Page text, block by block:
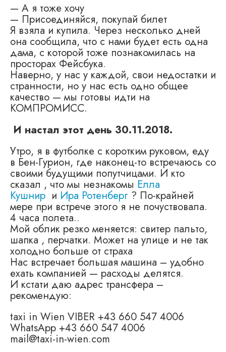
— А я тоже хочу
— Присоединяйся, покупай билет
Я взяла и купила. Через несколько дней
она сообщила, что с нами будет есть одна
дама, с которой тоже познакомилась на
просторах Фейсбука.
Наверно, у нас у каждой, свои недостатки и
странности, но у нас есть одно общее
качество — мы готовы идти на
КОМПРОМИСС.
И настал этот день 30.11.2018.
Утро, я в футболке с коротким руковом, еду
в Бен-Гурион, где наконец-то встречаюсь со
своими будущими попутчицами. И кто
сказал , что мы незнакомы Елла
Кушнир и Ира Ротенберг ? По-крайней
мере при встрече этого я не почуствовала.
4 часа полета..
Мой облик резко меняется: свитер пальто,
шапка , перчатки. Может на улице и не так
холодно больше от страха
Нас встречает большая машина – удобно
ехать компанией — расходы делятся.
И кстати даю адрес трансфера –
рекомендую:
taxi in Wien VIBER +43 660 547 4006
WhatsApp +43 660 547 4006
mail@taxi-in-wien.com